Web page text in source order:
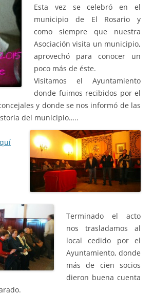
Esta vez se celebró en el
municipio de El Rosario y
como siempre que nuestra
Asociación visita un municipio,
aprovechó para conocer un
poco más de éste.
Visitamos el Ayuntamiento
donde fuimos recibidos por el
y donde se nos informó de las
del municipio…..
Terminado el acto
nos trasladamos al
local cedido por el
Ayuntamiento, donde
más de cien socios
dieron buena cuenta